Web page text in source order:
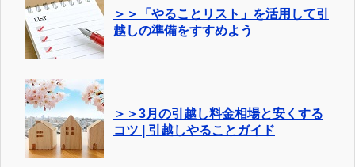
＞＞「やることリスト」を活用して引
越しの準備をすすめよう
＞＞3月の引越し料金相場と安くする
コツ | 引越しやることガイド